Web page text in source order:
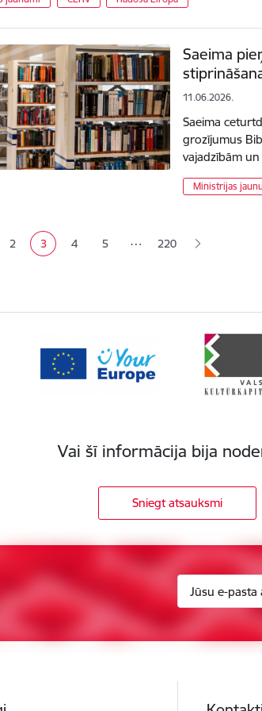
Saeima
11.06.2026.
Saeima
grozījumus
vajadzībām
Ministrijas
Lapa
2 Pašreizējā lapa
3 Lapa
4 Lapa
5 … 220
Vai šī informācija bija
Sniegt atsauksmi